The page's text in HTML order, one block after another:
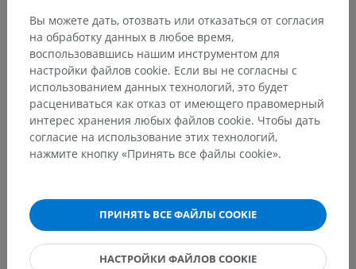
Вы можете дать, отозвать или отказаться от согласия
на обработку данных в любое время,
воспользовавшись нашим инструментом для
настройки файлов cookie. Если вы не согласны с
использованием данных технологий, это будет
расцениваться как отказ от имеющего правомерный
интерес хранения любых файлов cookie. Чтобы дать
согласие на использование этих технологий,
нажмите кнопку «Принять все файлы cookie».
ПРИНЯТЬ ВСЕ ФАЙЛЫ COOKIE
НАСТРОЙКИ ФАЙЛОВ COOKIE